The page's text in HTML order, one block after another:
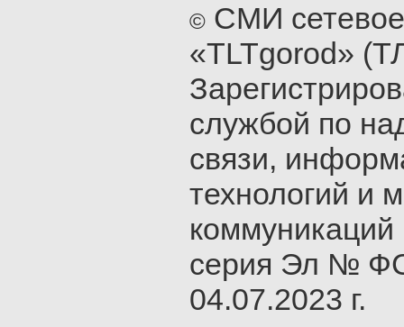
© СМИ
«TLTgorod»
службой по
связи,
технологий и
серия Эл №
04.07.2023 г.